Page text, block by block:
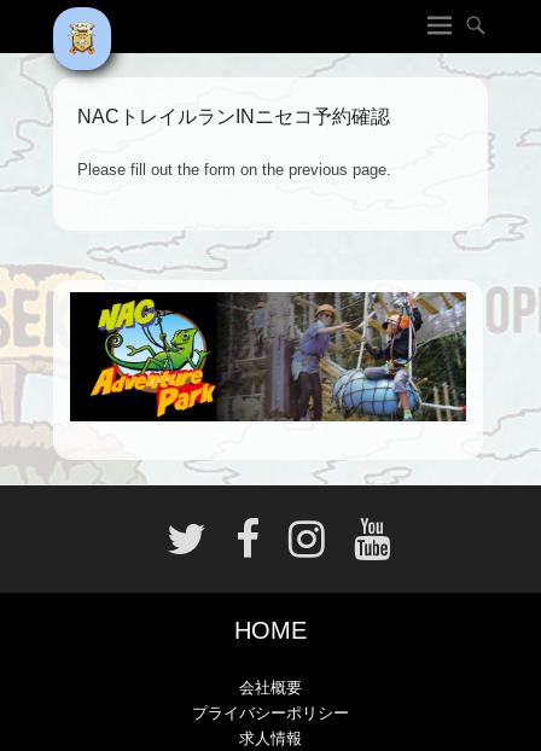
NACトレイルランINニセコ予約確認
Please fill out the form on the previous page.
HOME
会社概要
プライバシーポリシー
求人情報